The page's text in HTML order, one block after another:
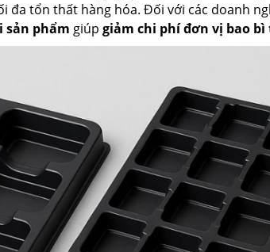
đa tổn thất hàng hóa. Đối với các doanh
sản phẩm giúp giảm chi phí đơn vị bao